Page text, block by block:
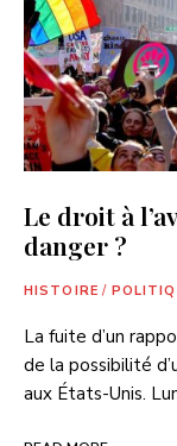
Le droit à
danger ?
HISTOIRE /
La fuite d’un
de la possibilité
aux États-Unis.